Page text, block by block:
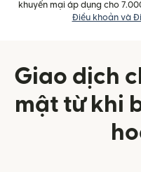
khuyến mại áp dụng cho
Điều khoản và
Giao dịch
mật từ khi